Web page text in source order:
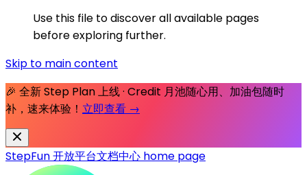
Use this file to discover all available pages
before exploring further.
Skip to main content
🎉 全新 Step Plan 上线 · Credit 月池随心用、加油包随时
补，速来体验！ 立即查看 →
StepFun 开放平台文档中心 home page